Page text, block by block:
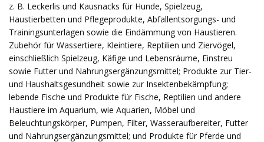
z. B. Leckerlis und Kausnacks für Hunde, Spielzeug,
Haustierbetten und Pflegeprodukte, Abfallentsorgungs- und
Trainingsunterlagen sowie die Eindämmung von Haustieren.
Zubehör für Wassertiere, Kleintiere, Reptilien und Ziervögel,
einschließlich Spielzeug, Käfige und Lebensräume, Einstreu
sowie Futter und Nahrungsergänzungsmittel; Produkte zur Tier-
und Haushaltsgesundheit sowie zur Insektenbekämpfung;
lebende Fische und Produkte für Fische, Reptilien und andere
Haustiere im Aquarium, wie Aquarien, Möbel und
Beleuchtungskörper, Pumpen, Filter, Wasseraufbereiter, Futter
und Nahrungsergänzungsmittel; und Produkte für Pferde und